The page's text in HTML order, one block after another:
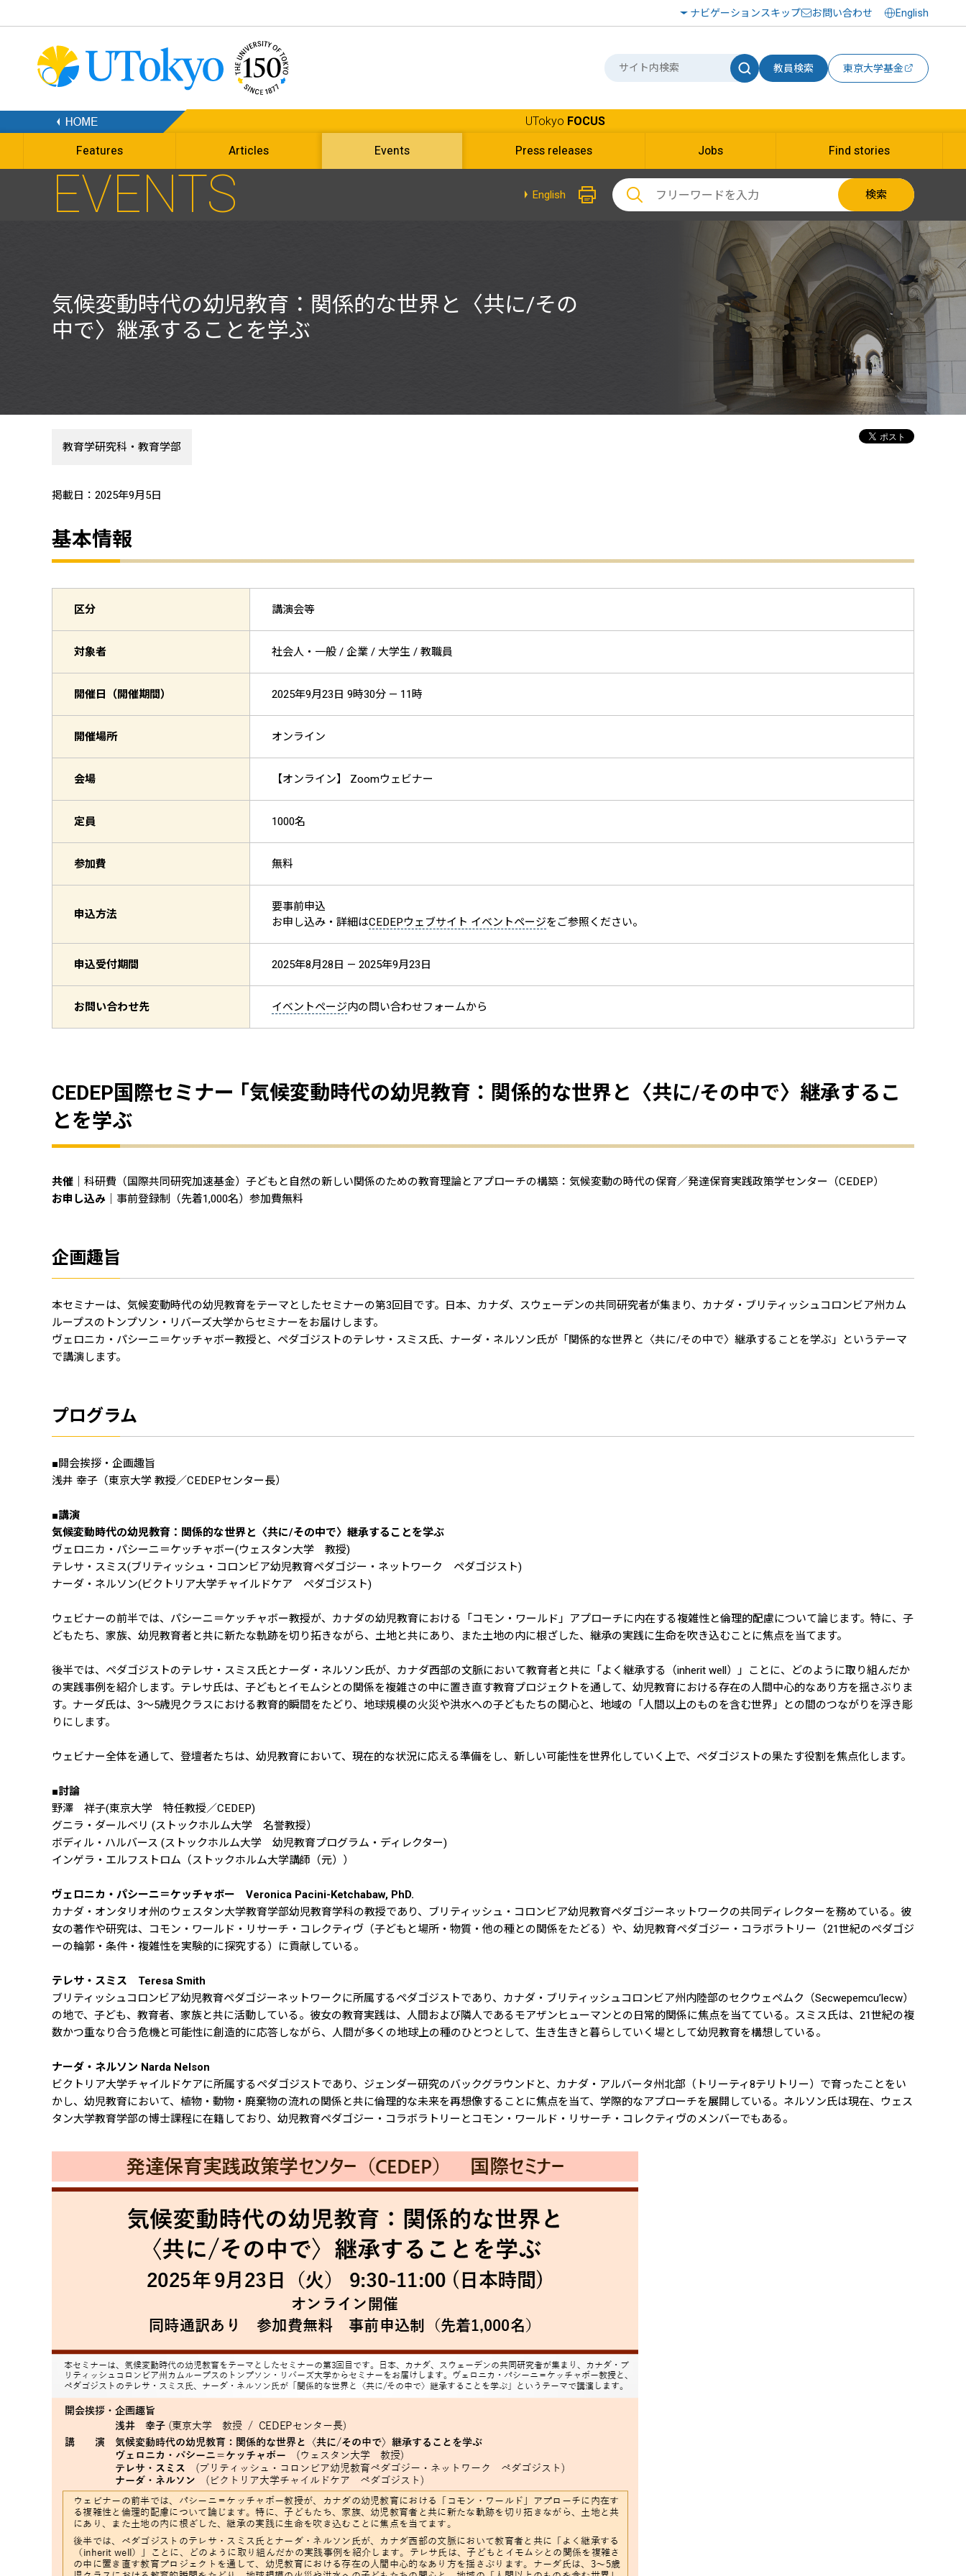
ナビゲーションスキップ お問い合わせ English
教員検索 東京大学基金
UTokyo FOCUS
Features Articles Events Press releases Jobs Find stories
EVENTS English 検索
気候変動時代の幼児教育：関係的な世界と〈共に/その
中で〉継承することを学ぶ
教育学研究科・教育学部
掲載日：2025年9月5日
基本情報
区分 講演会等
対象者 社会人・一般 / 企業 / 大学生 / 教職員
開催日（開催期間） 2025年9月23日 9時30分 — 11時
開催場所 オンライン
会場 【オンライン】 Zoomウェビナー
定員 1000名
参加費 無料
申込方法
要事前申込
お申し込み・詳細はCEDEPウェブサイト イベントページをご参照ください。
申込受付期間 2025年8月28日 — 2025年9月23日
お問い合わせ先 イベントページ内の問い合わせフォームから
CEDEP国際セミナー ｢気候変動時代の幼児教育：関係的な世界と〈共に/その中で〉継承するこ
とを学ぶ
共催 ｜科研費（国際共同研究加速基金）子どもと自然の新しい関係のための教育理論とアプローチの構築：気候変動の時代の保育／発達保育実践政策学センター（CEDEP）
お申し込み ｜事前登録制（先着1,000名）参加費無料
企画趣旨
本セミナーは、気候変動時代の幼児教育をテーマとしたセミナーの第3回目です。日本、カナダ、スウェーデンの共同研究者が集まり、カナダ・ブリティッシュコロンビア州カム
ループスのトンプソン・リバーズ大学からセミナーをお届けします。
ヴェロニカ・パシーニ＝ケッチャボー教授と、ペダゴジストのテレサ・スミス氏、ナーダ・ネルソン氏が「関係的な世界と〈共に/その中で〉継承することを学ぶ」というテーマ
で講演します。
プログラム
■開会挨拶・企画趣旨
浅井 幸子（東京大学 教授／CEDEPセンター長）
■講演
気候変動時代の幼児教育：関係的な世界と〈共に/その中で〉継承することを学ぶ
ヴェロニカ・パシーニ＝ケッチャボー(ウェスタン大学 教授)
テレサ・スミス(ブリティッシュ・コロンビア幼児教育ペダゴジー・ネットワーク ペダゴジスト)
ナーダ・ネルソン(ビクトリア大学チャイルドケア ペダゴジスト)
ウェビナーの前半では、パシーニ＝ケッチャボー教授が、カナダの幼児教育における「コモン・ワールド」アプローチに内在する複雑性と倫理的配慮について論じます。特に、子
どもたち、家族、幼児教育者と共に新たな軌跡を切り拓きながら、土地と共にあり、また土地の内に根ざした、継承の実践に生命を吹き込むことに焦点を当てます。
後半では、ペダゴジストのテレサ・スミス氏とナーダ・ネルソン氏が、カナダ西部の文脈において教育者と共に「よく継承する（inherit well）」ことに、どのように取り組んだか
の実践事例を紹介します。テレサ氏は、子どもとイモムシとの関係を複雑さの中に置き直す教育プロジェクトを通して、幼児教育における存在の人間中心的なあり方を揺さぶりま
す。ナーダ氏は、3～5歳児クラスにおける教育的瞬間をたどり、地球規模の火災や洪水への子どもたちの関心と、地域の「人間以上のものを含む世界」との間のつながりを浮き彫
りにします。
ウェビナー全体を通して、登壇者たちは、幼児教育において、現在的な状況に応える準備をし、新しい可能性を世界化していく上で、ペダゴジストの果たす役割を焦点化します。
■討論
野澤 祥子(東京大学 特任教授／CEDEP)
グニラ・ダールベリ (ストックホルム大学 名誉教授）
ボディル・ハルバース (ストックホルム大学 幼児教育プログラム・ディレクター)
インゲラ・エルフストロム（ストックホルム大学講師（元））
ヴェロニカ・パシーニ＝ケッチャボー Veronica Pacini-Ketchabaw, PhD.
カナダ・オンタリオ州のウェスタン大学教育学部幼児教育学科の教授であり、ブリティッシュ・コロンビア幼児教育ペダゴジーネットワークの共同ディレクターを務めている。彼
女の著作や研究は、コモン・ワールド・リサーチ・コレクティヴ（子どもと場所・物質・他の種との関係をたどる）や、幼児教育ペダゴジー・コラボラトリー（21世紀のペダゴジ
ーの輪郭・条件・複雑性を実験的に探究する）に貢献している。
テレサ・スミス Teresa Smith
ブリティッシュコロンビア幼児教育ペダゴジーネットワークに所属するペダゴジストであり、カナダ・ブリティッシュコロンビア州内陸部のセクウェペムク（Secwepemcu’lecw）
の地で、子ども、教育者、家族と共に活動している。彼女の教育実践は、人間および隣人であるモアザンヒューマンとの日常的関係に焦点を当てている。スミス氏は、21世紀の複
数かつ重なり合う危機と可能性に創造的に応答しながら、人間が多くの地球上の種のひとつとして、生き生きと暮らしていく場として幼児教育を構想している。
ナーダ・ネルソン Narda Nelson
ビクトリア大学チャイルドケアに所属するペダゴジストであり、ジェンダー研究のバックグラウンドと、カナダ・アルバータ州北部（トリーティ8テリトリー）で育ったことをい
かし、幼児教育において、植物・動物・廃棄物の流れの関係と共に倫理的な未来を再想像することに焦点を当て、学際的なアプローチを展開している。ネルソン氏は現在、ウェス
タン大学教育学部の博士課程に在籍しており、幼児教育ペダゴジー・コラボラトリーとコモン・ワールド・リサーチ・コレクティヴのメンバーでもある。